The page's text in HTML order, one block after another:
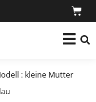
: kleine Mutter